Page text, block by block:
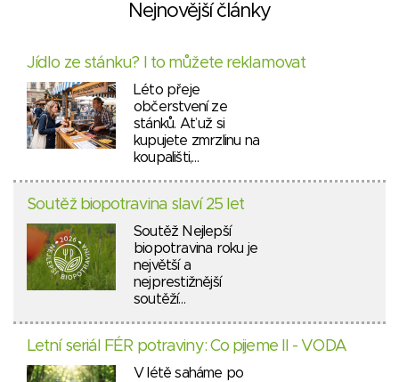
Nejnovější články
Jídlo ze stánku? I to můžete reklamovat
Léto přeje
občerstvení ze
stánků. Ať už si
kupujete zmrzlinu na
koupališti,…
Soutěž biopotravina slaví 25 let
Soutěž Nejlepší
biopotravina roku je
největší a
nejprestižnější
soutěží…
Letní seriál FÉR potraviny: Co pijeme II - VODA
V létě saháme po